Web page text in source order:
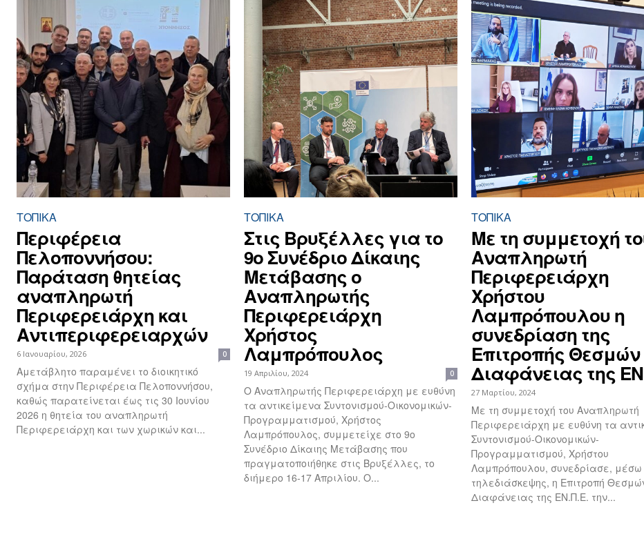
ΤΟΠΙΚΑ
Περιφέρεια
Πελοποννήσου:
Παράταση θητείας
αναπληρωτή
Περιφερειάρχη και
Αντιπεριφερειαρχών
6 Ιανουαρίου, 2026 0
Αμετάβλητο παραμένει το διοικητικό
σχήμα στην Περιφέρεια Πελοποννήσου,
καθώς παρατείνεται έως τις 30 Ιουνίου
2026 η θητεία του αναπληρωτή
Περιφερειάρχη και των χωρικών και...
ΤΟΠΙΚΑ
Στις Βρυξέλλες για το
9ο Συνέδριο Δίκαιης
Μετάβασης ο
Αναπληρωτής
Περιφερειάρχη
Χρήστος
Λαμπρόπουλος
19 Απριλίου, 2024 0
O Αναπληρωτής Περιφερειάρχη με ευθύνη
τα αντικείμενα Συντονισμού-Οικονομικών-
Προγραμματισμού, Χρήστος
Λαμπρόπουλος, συμμετείχε στο 9ο
Συνέδριο Δίκαιης Μετάβασης που
πραγματοποιήθηκε στις Βρυξέλλες, το
διήμερο 16-17 Απριλίου. O...
ΤΟΠΙΚΑ
Με τη συμμετοχή
Αναπληρωτή
Περιφερειάρχη
Χρήστου
Λαμπρόπουλου η
συνεδρίαση της
Επιτροπής Θεσμών
Διαφάνειας της
27 Μαρτίου, 2024
Με τη συμμετοχή του Αναπληρωτή
Περιφερειάρχη με ευθύνη τα
Συντονισμού-Οικονομικών-
Προγραμματισμού, Χρήστου
Λαμπρόπουλου, συνεδρίασε, μέσω
τηλεδιάσκεψης, η Επιτροπή
Διαφάνειας της ΕΝ.Π.Ε. την...